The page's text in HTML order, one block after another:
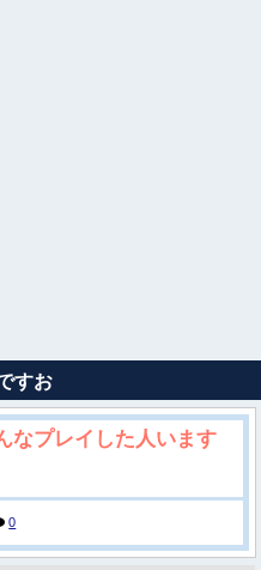
すお
なプレイした人います
0